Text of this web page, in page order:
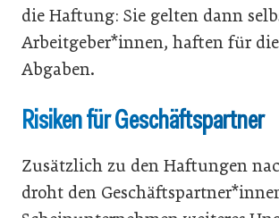
die Haftung: Sie gelten dann
Arbeitgeber*innen, haften für
Abgaben.
Risiken für Geschäftspartner
Zusätzlich zu den Haftungen
droht den